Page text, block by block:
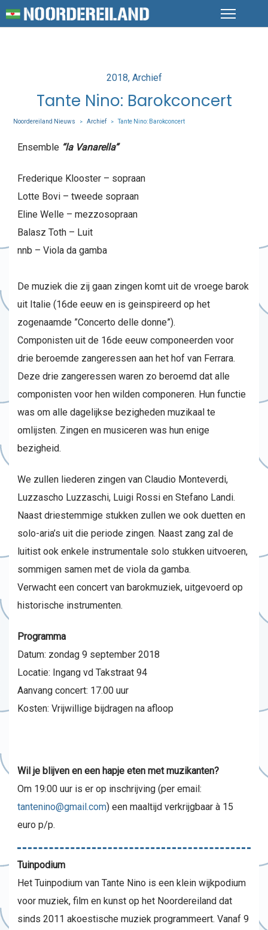
Posted
2018 Archief
Tante Nino: Barokconcert
Noordereiland Nieuws > Archief > Tante Nino: Barokconcert
Ensemble “la Vanarella”
Frederique Klooster – sopraan
Lotte Bovi – tweede sopraan
Eline Welle – mezzosopraan
Balasz Toth – Luit
nnb – Viola da gamba
De muziek die zij gaan zingen komt uit de vroege barok
uit Italie (16de eeuw en is geinspireerd op het
zogenaamde ”Concerto delle donne”).
Componisten uit de 16de eeuw componeerden voor
drie beroemde zangeressen aan het hof van Ferrara.
Deze drie zangeressen waren zo beroemd dat alle
componisten voor hen wilden componeren. Hun functie
was om alle dagelijkse bezigheden muzikaal te
omlijsten. Zingen en musiceren was hun enige
bezigheid.
We zullen liederen zingen van Claudio Monteverdi,
Luzzascho Luzzaschi, Luigi Rossi en Stefano Landi.
Naast driestemmige stukken zullen we ook duetten en
solo-aria’s uit die periode zingen. Naast zang zal de
luitist ook enkele instrumentale solo stukken uitvoeren,
sommigen samen met de viola da gamba.
Verwacht een concert van barokmuziek, uitgevoerd op
historische instrumenten.
Programma
Datum: zondag 9 september 2018
Locatie: Ingang vd Takstraat 94
Aanvang concert: 17.00 uur
Kosten: Vrijwillige bijdragen na afloop
Wil je blijven en een hapje eten met muzikanten?
Om 19:00 uur is er op inschrijving (per email:
tantenino@gmail.com) een maaltijd verkrijgbaar à 15
euro p/p.
Tuinpodium
Het Tuinpodium van Tante Nino is een klein wijkpodium
voor muziek, film en kunst op het Noordereiland dat
sinds 2011 akoestische muziek programmeert. Vanaf 9